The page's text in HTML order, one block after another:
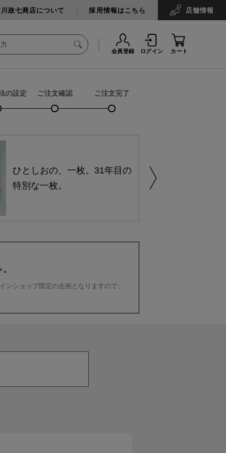
政七商店について 採用情報はこちら 店舗情報
会員登録 ログイン カート
の設定 ご注文確認 ご注文完了
ひとしおの、一枚。31年目の
特別な一枚。
ショップ限定の企画となりますので、